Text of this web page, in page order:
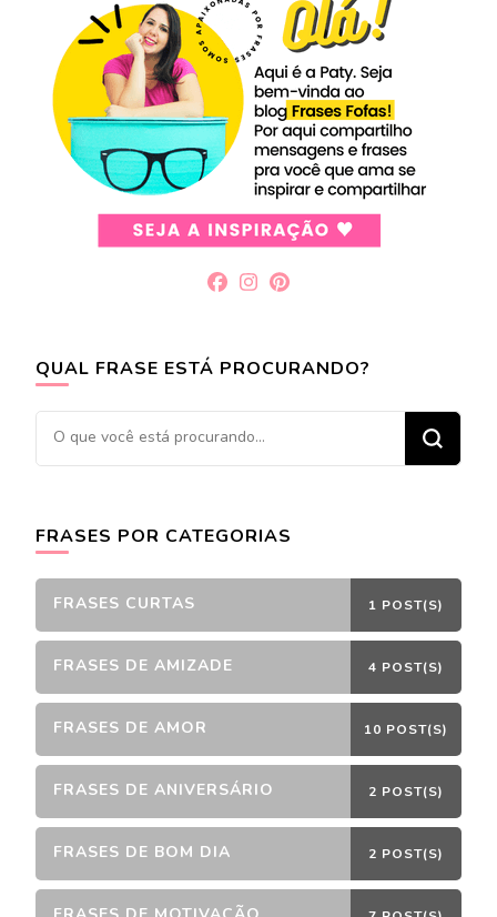
QUAL FRASE ESTÁ PROCURANDO?
Procurando
algo?
FRASES POR CATEGORIAS
FRASES CURTAS 1 POST(S)
FRASES DE AMIZADE 4 POST(S)
FRASES DE AMOR 10 POST(S)
FRASES DE ANIVERSÁRIO 2 POST(S)
FRASES DE BOM DIA 2 POST(S)